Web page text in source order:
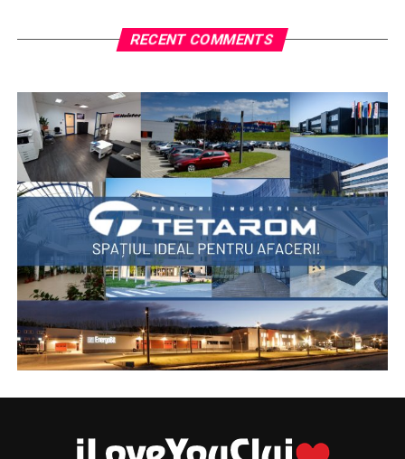
RECENT COMMENTS